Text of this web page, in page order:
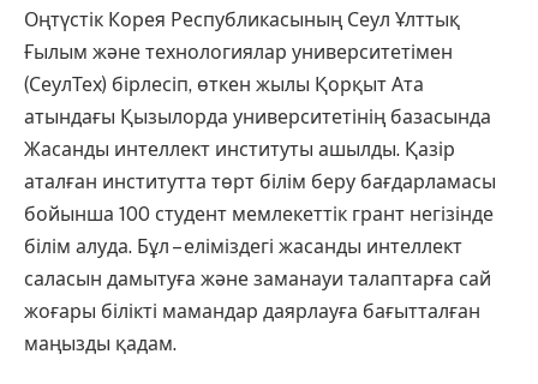
Оңтүстік Корея Республикасының Сеул Ұлттық
Ғылым және технологиялар университетімен
(СеулТех) бірлесіп, өткен жылы Қорқыт Ата
атындағы Қызылорда университетінің базасында
Жасанды интеллект институты ашылды. Қазір
аталған институтта төрт білім беру бағдарламасы
бойынша 100 студент мемлекеттік грант негізінде
білім алуда. Бұл – еліміздегі жасанды интеллект
саласын дамытуға және заманауи талаптарға сай
жоғары білікті мамандар даярлауға бағытталған
маңызды қадам.